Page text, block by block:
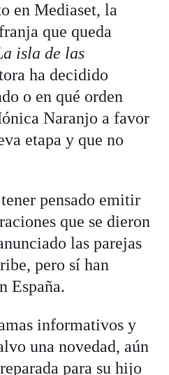
en Mediaset, la
que queda
isla de las
ha decidido
o en qué orden
Naranjo a favor
etapa y que no
pensado emitir
que se dieron
las parejas
pero sí han
España.
informativos y
una novedad, aún
para su hijo